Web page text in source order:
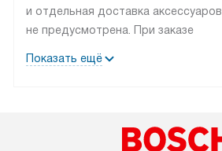
и отдельная доставка аксессуаров
не предусмотрена. При заказе
рекомендуем обсудить
со статусом «В наличии» могут
быть отправлены покупателю
Показать ещё